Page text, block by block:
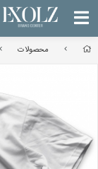
محصولات